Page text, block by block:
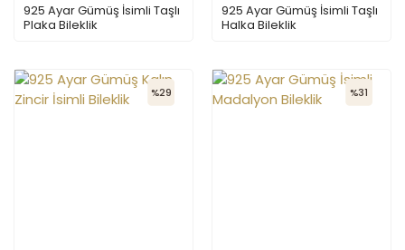
925 Ayar Gümüş İsimli Taşlı
Plaka Bileklik
925 Ayar Gümüş İsimli Taşlı
Halka Bileklik
%29 %31